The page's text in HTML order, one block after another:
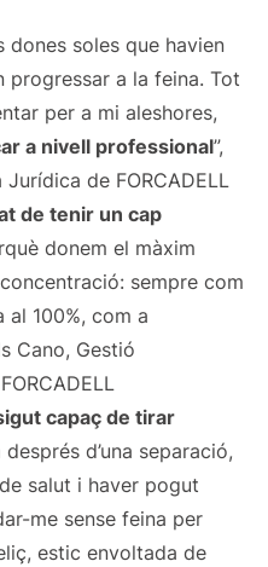
dones soles que havien
progressar a la feina. Tot
per a mi aleshores,
a nivell professional”,
de FORCADELL
de tenir un cap
donem el màxim
sempre com
al 100%, com a
Cano, Gestió
capaç de tirar
d’una separació,
salut i haver pogut
me sense feina per
estic envoltada de